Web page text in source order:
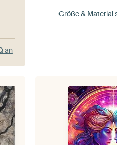
an
Größe & Material